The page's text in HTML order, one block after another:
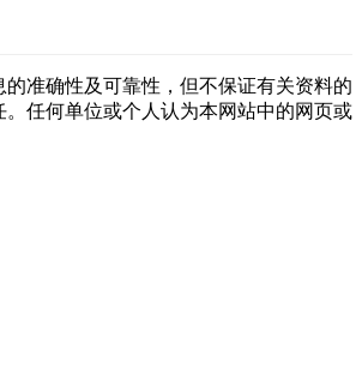
准确性及可靠性，但不保证有关资料的
任何单位或个人认为本网站中的网页或